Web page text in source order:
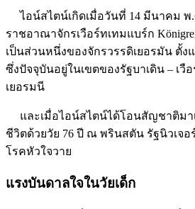
ไอน์สไตน์เกิดเมื่อวันที่ 14 มีนาคม พ.
ราชอาณาจักรเวือร์ทเทมแบร์ก
เป็นส่วนหนึ่งของจักรวรรดิเยอรมัน ตั้งแ
ซึ่งปัจจุบันอยู่ในเขตของรัฐบาเดิน – เวื
เยอรมนี
และเมื่อไอน์สไตน์ได้โอนสัญชาติมา
ชีวิตด้วยวัย 76 ปี ณ พรินสตัน รัฐนิวเจอ
โรคหัวใจวาย
แรงบันดาลใจในวัยเด็ก